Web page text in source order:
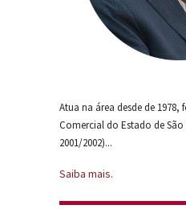
Atua na área desde de 1978,
Comercial do Estado de São
2001/2002)...
Saiba mais.